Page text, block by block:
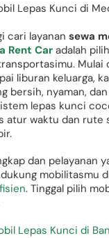
Lepas Kunci di
cari layanansewa
Rent Car adalah
Mulai
liburan keluarga,
bersih, nyaman,
lepas kunci
atur waktu dan rute
dan pelayanan
mobilitasmu
. Tinggal pilih
Lepas Kunci di